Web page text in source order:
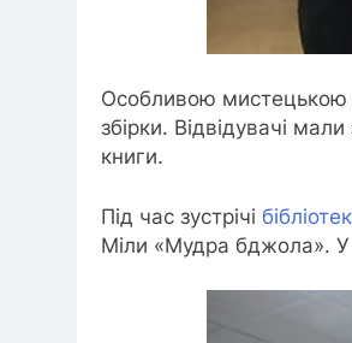
Особливою мистецькою
збірки. Відвідувачі
книги.
Під час зустрічі
Міли «Мудра бджола». У